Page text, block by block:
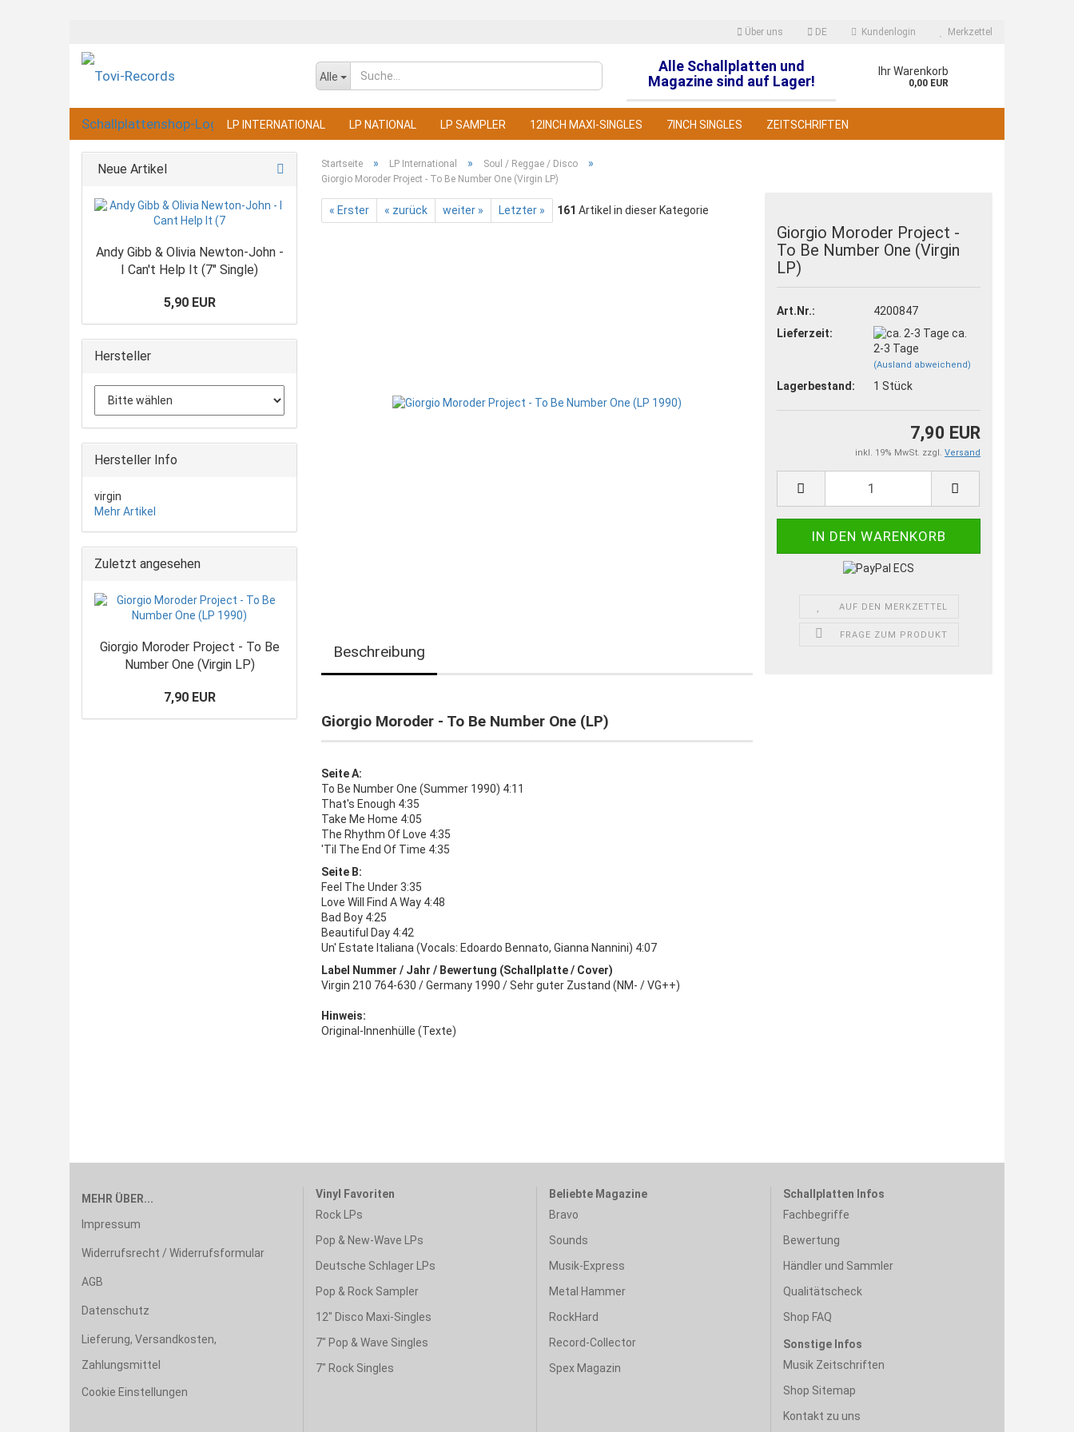
Über uns DE
Sprache auswählen
Kundenlogin
Passwort vergessen?
Merkzettel
Alle
Alle Schallplatten und
Magazine sind auf Lager!
Ihr Warenkorb
0,00 EUR
LP INTERNATIONAL LP NATIONAL LP SAMPLER 12INCH MAXI-SINGLES 7INCH SINGLES ZEITSCHRIFTEN
Startseite » LP International » Soul / Reggae / Disco »
Giorgio Moroder Project - To Be Number One (Virgin LP)
« Erster « zurück weiter » Letzter » 161 Artikel in dieser Kategorie
Giorgio Moroder Project -
To Be Number One (Virgin
LP)
Art.Nr.:
4200847
Lieferzeit:
ca.
2-3 Tage
(Ausland abweichend)
Lagerbestand: 1Stück
7,90 EUR
inkl. 19% MwSt. zzgl. Versand
AUF DEN MERKZETTEL
FRAGE ZUM PRODUKT
Beschreibung
Giorgio Moroder - To Be Number One (LP)
Seite A:
To Be Number One (Summer 1990) 4:11
That's Enough 4:35
Take Me Home 4:05
The Rhythm Of Love 4:35
'Til The End Of Time 4:35
Seite B:
Feel The Under 3:35
Love Will Find A Way 4:48
Bad Boy 4:25
Beautiful Day 4:42
Un' Estate Italiana (Vocals: Edoardo Bennato, Gianna Nannini) 4:07
Label Nummer / Jahr / Bewertung (Schallplatte / Cover)
Virgin 210 764-630 / Germany 1990 / Sehr guter Zustand (NM- / VG++)
Hinweis:
Original-Innenhülle (Texte)
Neue Artikel
Andy Gibb & Olivia Newton-John -
I Can't Help It (7" Single)
5,90 EUR
Hersteller
Hersteller Info
virgin
Mehr Artikel
Zuletzt angesehen
Giorgio Moroder Project - To Be
Number One (Virgin LP)
7,90 EUR
MEHR ÜBER...
Impressum
Widerrufsrecht / Widerrufsformular
AGB
Datenschutz
Lieferung, Versandkosten,
Zahlungsmittel
Cookie Einstellungen
Vinyl Favoriten
Rock LPs
Pop & New-Wave LPs
Deutsche Schlager LPs
Pop & Rock Sampler
12" Disco Maxi-Singles
7" Pop & Wave Singles
7" Rock Singles
Beliebte Magazine
Bravo
Sounds
Musik-Express
Metal Hammer
RockHard
Record-Collector
Spex Magazin
Schallplatten Infos
Fachbegriffe
Bewertung
Händler und Sammler
Qualitätscheck
Shop FAQ
Sonstige Infos
Musik Zeitschriften
Shop Sitemap
Kontakt zu uns